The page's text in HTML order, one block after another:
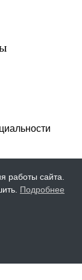
работы сайта.
Подробнее